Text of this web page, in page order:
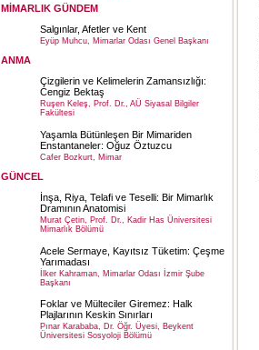
MİMARLIK GÜNDEM
Salgınlar, Afetler ve Kent
Eyüp Muhcu, Mimarlar Odası Genel Başkanı
ANMA
Çizgilerin ve Kelimelerin Zamansızlığı:
Cengiz Bektaş
Ruşen Keleş, Prof. Dr., AÜ Siyasal Bilgiler
Fakültesi
Yaşamla Bütünleşen Bir Mimariden
Enstantaneler: Oğuz Öztuzcu
Cafer Bozkurt, Mimar
GÜNCEL
İnşa, Riya, Telafi ve Teselli: Bir Mimarlık
Dramının Anatomisi
Murat Çetin, Prof. Dr., Kadir Has Üniversitesi
Mimarlık Bölümü
Acele Sermaye, Kayıtsız Tüketim: Çeşme
Yarımadası
İlker Kahraman, Mimarlar Odası İzmir Şube
Başkanı
Foklar ve Mülteciler Giremez: Halk
Plajlarının Keskin Sınırları
Pınar Karababa, Dr. Öğr. Üyesi, Beykent
Üniversitesi Sosyoloji Bölümü